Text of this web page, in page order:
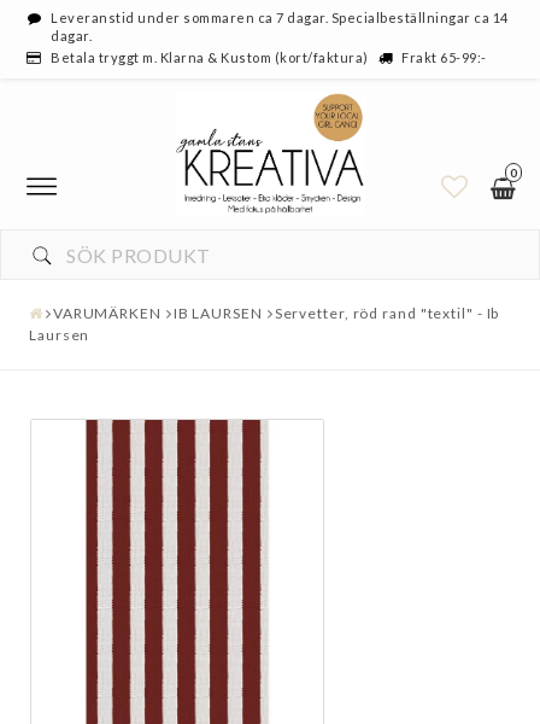
Leveranstid under sommaren ca 7 dagar. Specialbeställningar ca 14
dagar.
Betala tryggt m. Klarna & Kustom (kort/faktura)
Frakt 65-99:-
0
VARUMÄRKEN IB LAURSEN
Servetter, röd rand "textil" - Ib
Laursen